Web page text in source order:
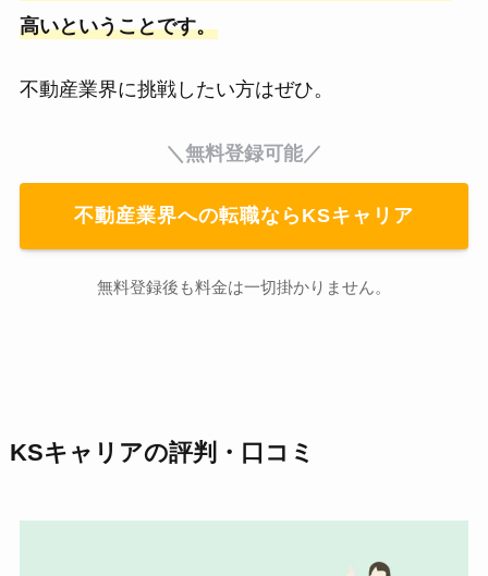
高いということです。
不動産業界に挑戦したい方はぜひ。
＼無料登録可能／
不動産業界への転職ならKSキャリア
無料登録後も料金は一切掛かりません。
KSキャリアの評判・口コミ